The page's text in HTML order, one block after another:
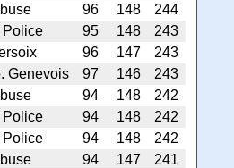
96 148
244
Police 95 148
243
96 147
243
Genevois 97 146
243
94 148
242
Police 94 148
242
Police 94 148
242
94 147
241